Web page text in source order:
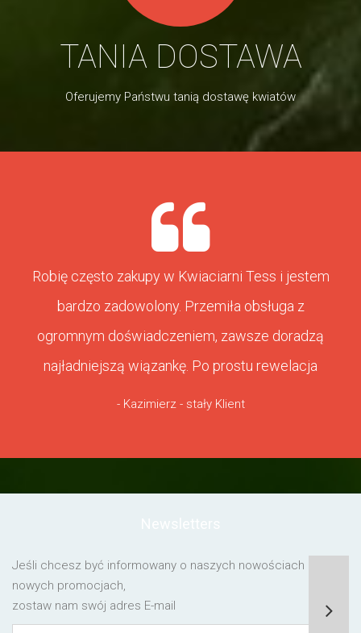
TANIA DOSTAWA
Oferujemy Państwu tanią dostawę kwiatów
Robię często zakupy w Kwiaciarni Tess i jestem
bardzo zadowolony. Przemiła obsługa z
ogromnym doświadczeniem, zawsze doradzą
najładniejszą wiązankę. Po prostu rewelacja
- Kazimierz - stały Klient
Jeśli chcesz być informowany o naszych nowościach lub o
nowych promocjach,
zostaw nam swój adres E-mail